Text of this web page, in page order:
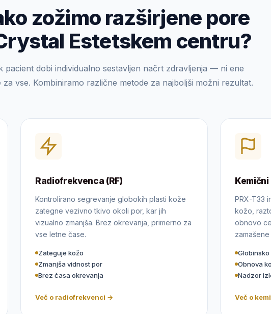
zožimo razširjene pore
Estetskem centru?
pacient dobi individualno sestavljen načrt zdravljenja — ni ene
za vse. Kombiniramo različne metode za najboljši možni rezultat.
Radiofrekvenca (RF)
Kontrolirano segrevanje globokih plasti kože
zategne vezivno tkivo okoli por, kar jih
vizualno zmanjša. Brez okrevanja, primerno za
vse letne čase.
Zateguje kožo
Zmanjša vidnost por
Brez časa okrevanja
Več o radiofrekvenci →
PRX-T33
kožo,
obnovo
Obnova
Nadzor
Več o